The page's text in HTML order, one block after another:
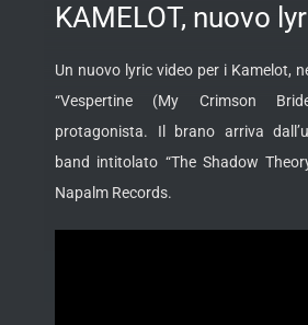
KAMELOT, nuovo
Un nuovo lyric video per i Kamelot,
“Vespertine (My Crimson
protagonista. Il brano arriva
band intitolato “The Shadow
Napalm Records.